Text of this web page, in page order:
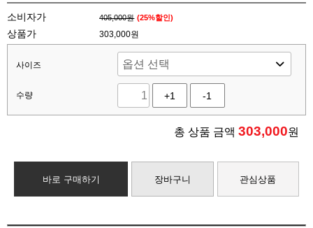
소비자가 405,000원 (25%할인)
상품가 303,000원
사이즈
수량 +1 -1
총 상품 금액 303,000원
바로 구매하기 장바구니 관심상품